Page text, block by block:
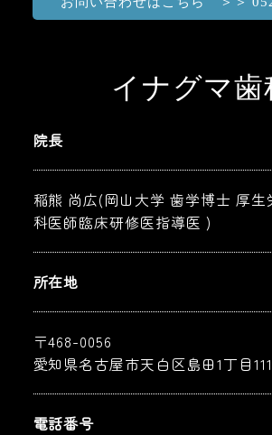
イナグマ歯
院長
稲熊 尚広(岡山大学 歯学博士 厚生
科医師臨床研修医指導医 )
所在地
〒468-0056
愛知県名古屋市天白区島田1丁目
電話番号